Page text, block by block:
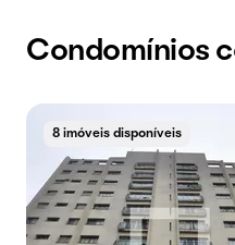
Condomínios
8 imóveis disponíveis